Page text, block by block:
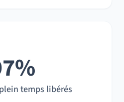
temps libérés